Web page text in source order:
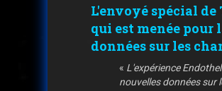
L'envoyé spécial
qui est menée
données sur les
« L'expérience
nouvelles données sur